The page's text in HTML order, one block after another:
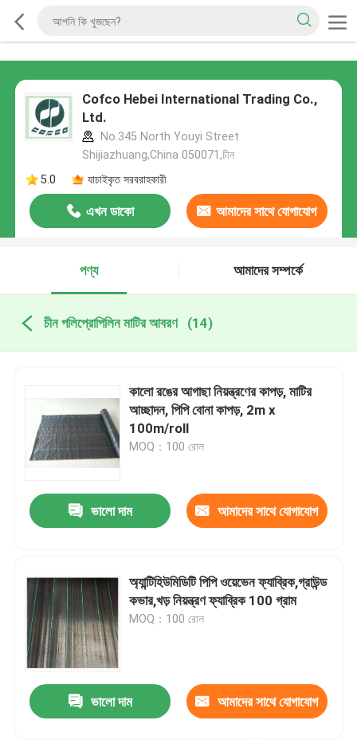
Cofco Hebei International Trading Co.,
Ltd.
No.345 North Youyi Street
Shijiazhuang,China 050071,চীন
5.0
যাচাইকৃত সরবরাহকারী
এখন ডাকো আমাদের সাথে যোগাযোগ
পণ্য
আমাদের সম্পর্কে
চীন পলিপ্রোপিলিন মাটির আবরণ (14)
কালো রঙের আগাছা নিয়ন্ত্রণের কাপড়, মাটির
আচ্ছাদন, পিপি বোনা কাপড়, 2m x
100m/roll
MOQ：100 রোল
ভালো দাম আমাদের সাথে যোগাযোগ
অ্যান্টিহিউমিডিটি পিপি ওয়েভেন ফ্যাব্রিক,গ্রাউন্ড
কভার,খড় নিয়ন্ত্রণ ফ্যাব্রিক 100 গ্রাম
MOQ：100 রোল
ভালো দাম আমাদের সাথে যোগাযোগ